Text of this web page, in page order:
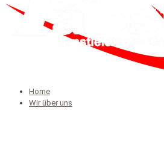
Home
Wir über uns